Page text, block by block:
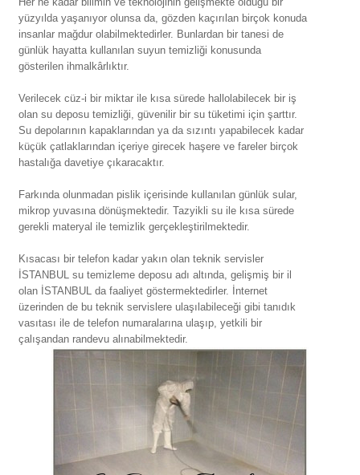
yüzyılda yaşanıyor olunsa da, gözden kaçırılan birçok konuda
insanlar mağdur olabilmektedirler. Bunlardan bir tanesi de
günlük hayatta kullanılan suyun temizliği konusunda
gösterilen ihmalkârlıktır.
Verilecek cüz-i bir miktar ile kısa sürede hallolabilecek bir iş
olan su deposu temizliği, güvenilir bir su tüketimi için şarttır.
Su depolarının kapaklarından ya da sızıntı yapabilecek kadar
küçük çatlaklarından içeriye girecek haşere ve fareler birçok
hastalığa davetiye çıkaracaktır.
Farkında olunmadan pislik içerisinde kullanılan günlük sular,
mikrop yuvasına dönüşmektedir. ​​​​Tazyikli su ile kısa sürede
gerekli materyal ile temizlik gerçekleştirilmektedir.
Kısacası bir telefon kadar yakın olan teknik servisler
İSTANBUL su temizleme deposu adı altında, gelişmiş bir il
olan İSTANBUL da faaliyet göstermektedirler. İnternet
üzerinden de bu teknik servislere ulaşılabileceği gibi tanıdık
vasıtası ile de telefon numaralarına ulaşıp, yetkili bir
çalışandan randevu alınabilmektedir.